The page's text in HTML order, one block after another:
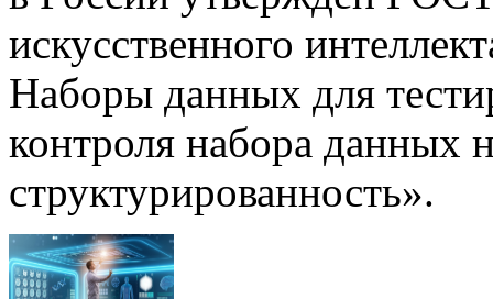
искусственного
Наборы данных для
контроля набора данных
структурированность».